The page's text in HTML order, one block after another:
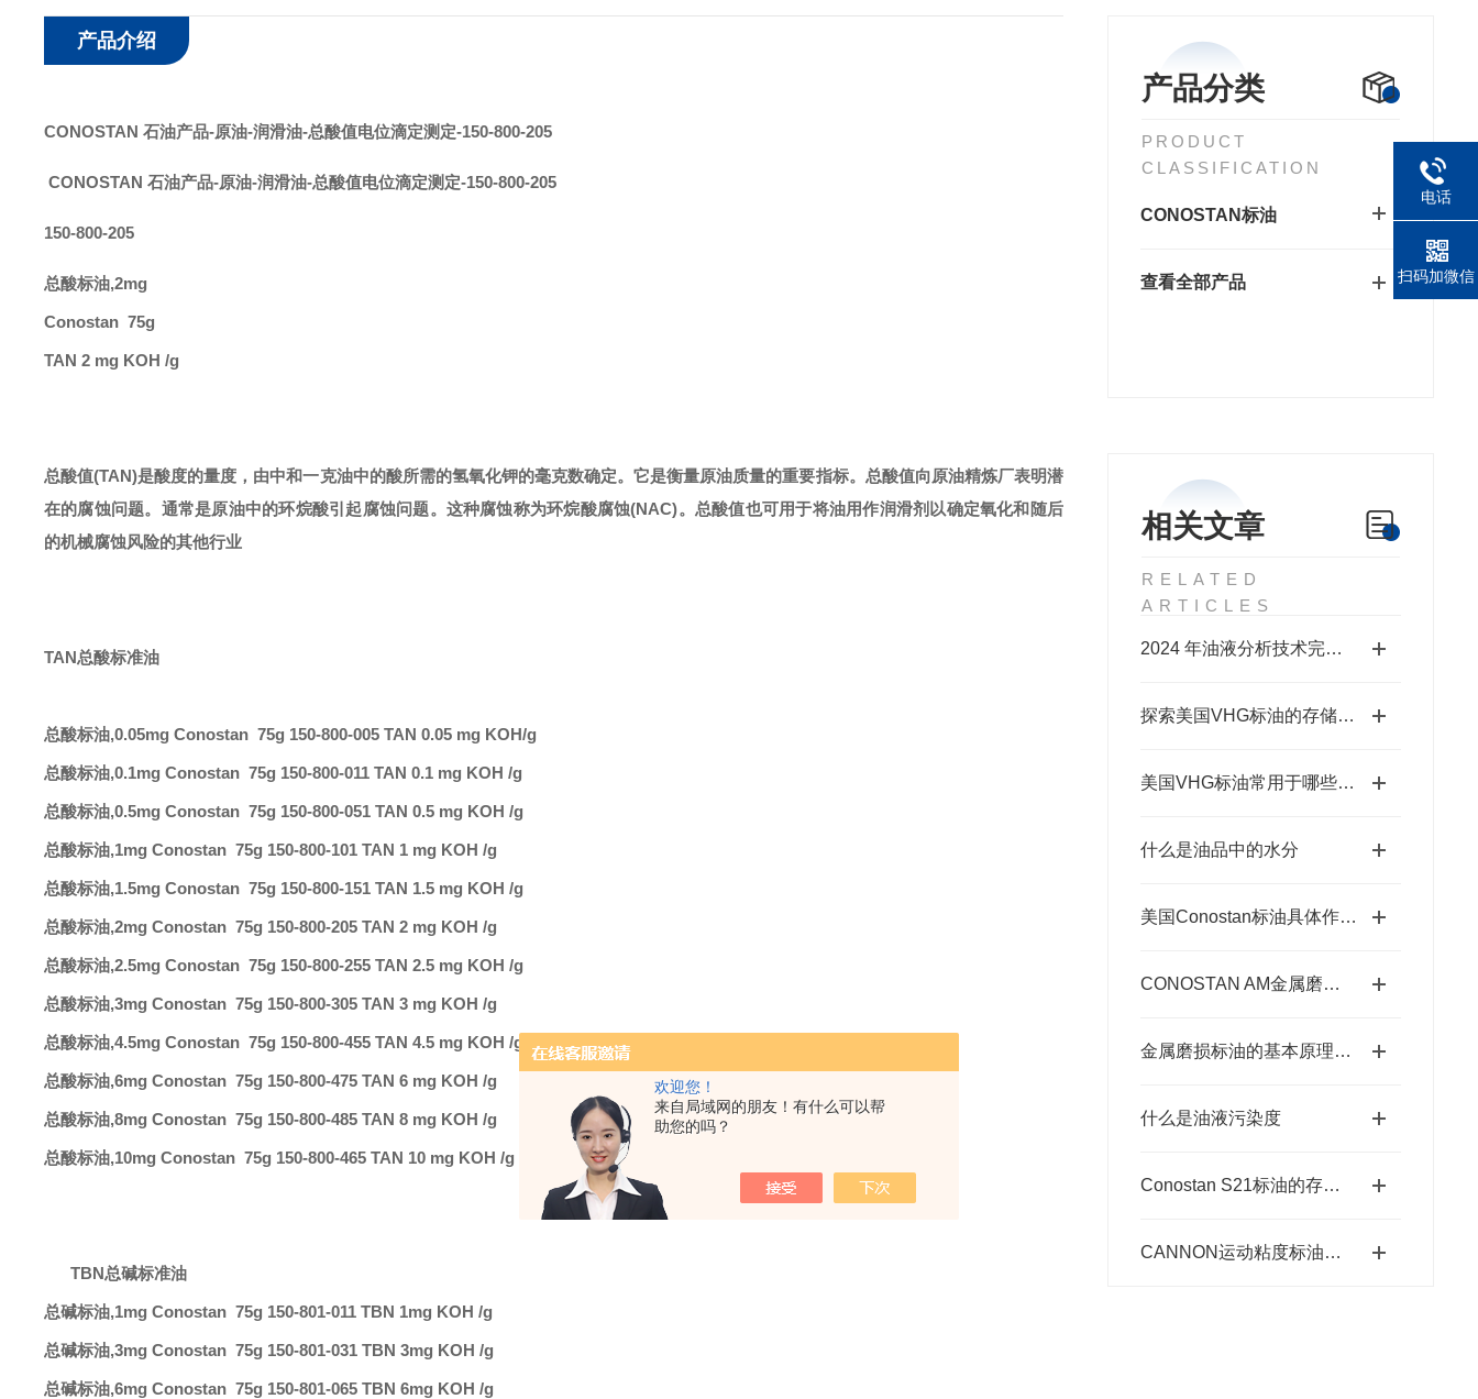
欢迎您！
来自局域网的朋友！有什么可以帮
助您的吗？
产品分类
PRODUCT
CLASSIFICATION
CONOSTAN标油
查看全部产品
相关文章
RELATED
ARTICLES
2024 年油液分析技术完整版
探索美国VHG标油的存储注意事项
美国VHG标油常用于哪些领域中
什么是油品中的水分
美国Conostan标油具体作用如下
CONOSTAN AM金属磨损标油的作用分析
金属磨损标油的基本原理与核心成分
什么是油液污染度
Conostan S21标油的存放要求
CANNON运动粘度标油存放要求详细说明
产品介绍
CONOSTAN 石油产品-原油-润滑油-总酸值电位滴定测定-150-800-205
CONOSTAN 石油产品-原油-润滑油-总酸值电位滴定测定-150-800-205
150-800-205
总酸标油,2mg
Conostan 75g
TAN 2 mg KOH /g
总酸值(TAN)是酸度的量度，由中和一克油中的酸所需的氢氧化钾的毫克数确定。它是衡量原油质量的重要指标。总酸值向原油精炼厂表明潜
在的腐蚀问题。通常是原油中的环烷酸引起腐蚀问题。这种腐蚀称为环烷酸腐蚀(NAC)。总酸值也可用于将油用作润滑剂以确定氧化和随后
的机械腐蚀风险的其他行业
TAN总酸标准油
总酸标油,0.05mg Conostan 75g 150-800-005 TAN 0.05 mg KOH/g
总酸标油,0.1mg Conostan 75g 150-800-011 TAN 0.1 mg KOH /g
总酸标油,0.5mg Conostan 75g 150-800-051 TAN 0.5 mg KOH /g
总酸标油,1mg Conostan 75g 150-800-101 TAN 1 mg KOH /g
总酸标油,1.5mg Conostan 75g 150-800-151 TAN 1.5 mg KOH /g
总酸标油,2mg Conostan 75g 150-800-205 TAN 2 mg KOH /g
总酸标油,2.5mg Conostan 75g 150-800-255 TAN 2.5 mg KOH /g
总酸标油,3mg Conostan 75g 150-800-305 TAN 3 mg KOH /g
总酸标油,4.5mg Conostan 75g 150-800-455 TAN 4.5 mg KOH /g
总酸标油,6mg Conostan 75g 150-800-475 TAN 6 mg KOH /g
总酸标油,8mg Conostan 75g 150-800-485 TAN 8 mg KOH /g
总酸标油,10mg Conostan 75g 150-800-465 TAN 10 mg KOH /g
TBN总碱标准油
总碱标油,1mg Conostan 75g 150-801-011 TBN 1mg KOH /g
总碱标油,3mg Conostan 75g 150-801-031 TBN 3mg KOH /g
总碱标油,6mg Conostan 75g 150-801-065 TBN 6mg KOH /g
电话
扫码加微信